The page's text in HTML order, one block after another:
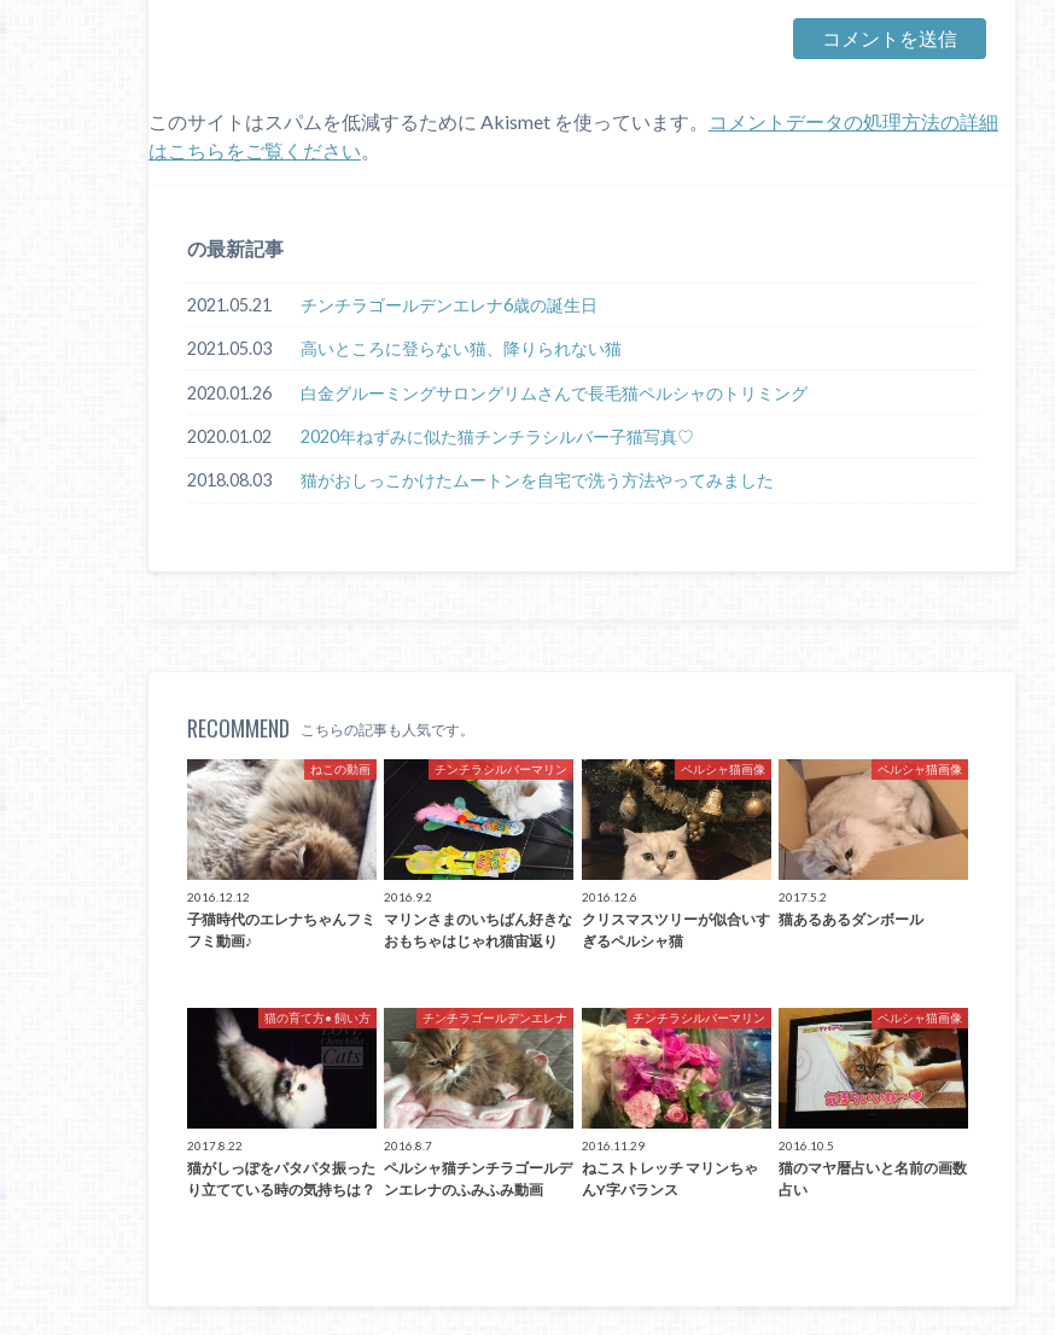
このサイトはスパムを低減するために Akismet を使っています。
コメントデータの処理方法の詳細
はこちらをご覧ください
の最新記事
2021.05.21 チンチラゴールデンエレナ6歳の誕生日
2021.05.03 高いところに登らない猫、降りられない猫
2020.01.26 白金グルーミングサロングリムさんで長毛猫ペルシャのトリミング
2020.01.02 2020年ねずみに似た猫チンチラシルバー子猫写真♡
2018.08.03 猫がおしっこかけたムートンを自宅で洗う方法やってみました
RECOMMEND こちらの記事も人気です。
ねこの動画
2016.12.12
子猫時代のエレナちゃんフミ
フミ動画♪
チンチラシルバーマリン
2016.9.2
マリンさまのいちばん好きな
おもちゃはじゃれ猫宙返り
ペルシャ猫画像
2016.12.6
クリスマスツリーが似合いす
ぎるペルシャ猫
ペルシャ猫画像
2017.5.2
猫あるあるダンボール
猫の育て方• 飼い方
2017.8.22
猫がしっぽをパタパタ振った
り立てている時の気持ちは？
チンチラゴールデンエレナ
2016.8.7
ペルシャ猫チンチラゴールデ
ンエレナのふみふみ動画
チンチラシルバーマリン
2016.11.29
ねこストレッチ マリンちゃ
んY字バランス
ペルシャ猫画像
2016.10.5
猫のマヤ暦占いと名前の画数
占い